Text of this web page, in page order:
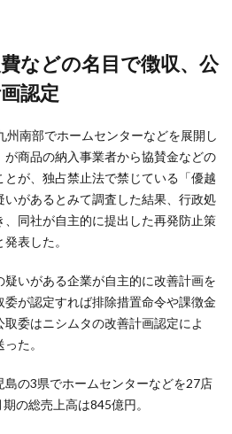
認定
南部でホームセンターなどを展開し
商品の納入事業者から協賛金などの
が、独占禁止法で禁じている「優越
があるとみて調査した結果、行政処
同社が自主的に提出した再発防止策
表した。
いがある企業が自主的に改善計画を
が認定すれば排除措置命令や課徴金
委はニシムタの改善計画認定によ
た。
の3県でホームセンターなどを27店
の総売上高は845億円。